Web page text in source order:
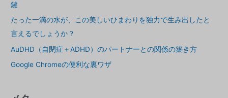
鍵
たった一滴の水が、この美しいひまわりを独力で生み出したと
言えるでしょうか？
AuDHD（自閉症＋ADHD）のパートナーとの関係の築き方
Google Chromeの便利な裏ワザ